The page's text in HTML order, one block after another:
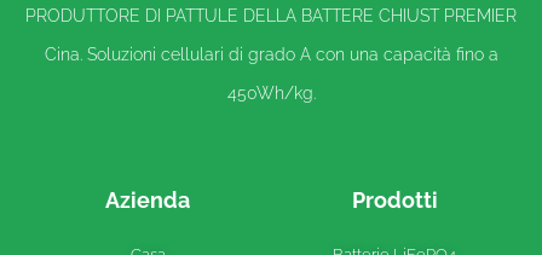
PRODUTTORE DI PATTULE DELLA BATTERE CHIUST PREMIER
Cina. Soluzioni cellulari di grado A con una capacità fino a
450Wh/kg.
Azienda Prodotti